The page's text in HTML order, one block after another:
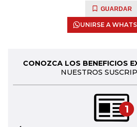
GUARDAR
UNIRSE A
CONOZCA LOS BENEFICIOS
NUESTROS
1